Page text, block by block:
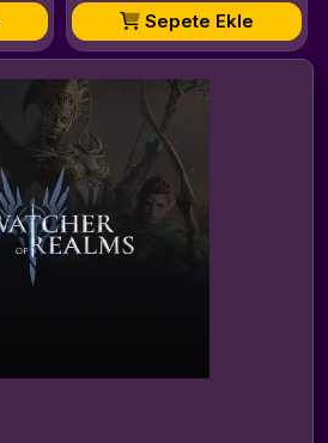
Sepete Ekle